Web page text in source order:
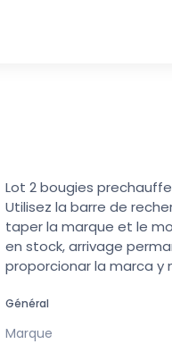
Lot 2 bougies
Utilisez la barre de
taper la marque et le
en stock, arrivage
proporcionar la marca y
Général
Marque